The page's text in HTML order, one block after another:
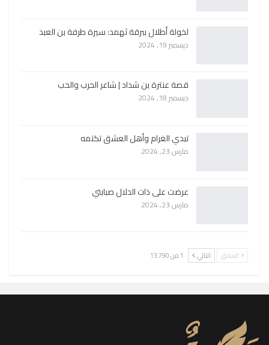
لخولة أطلال ببرقة ثهمد: سيرة طرفة بن العبد
ديسمبر 19, 2024
قصة عنترة بن شداد | شاعر الحرب والحب
ديسمبر 18, 2024
تبدي الغرام وأهل العشق تكتمه
مارس 23, 2024
عرضت على ذات الدلال صبابتي
مارس 23, 2024
السابق التالي 1 من 13٬790